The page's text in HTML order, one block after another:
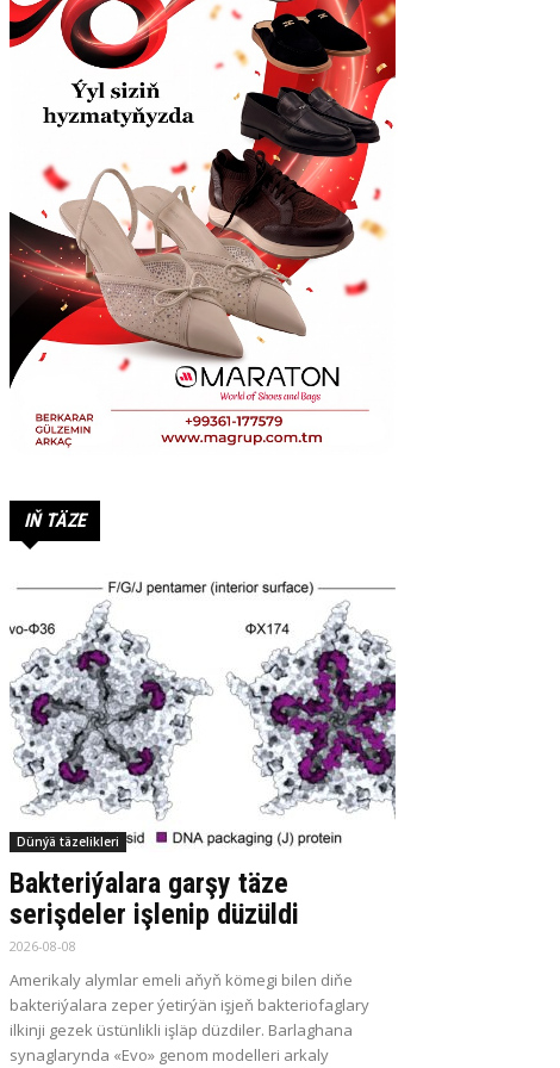
IŇ TÄZE
Dünýä täzelikleri
Bakteriýalara garşy täze
serişdeler işlenip düzüldi
2026-08-08
Amerikaly alymlar emeli aňyň kömegi bilen diňe
bakteriýalara zeper ýetirýän işjeň bakteriofaglary
ilkinji gezek üstünlikli işläp düzdiler. Barlaghana
synaglarynda «Evo» genom modelleri arkaly